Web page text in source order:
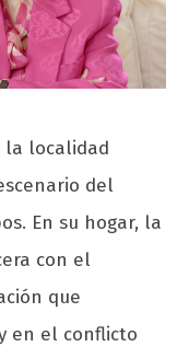
la localidad
del
En su hogar, la
con el
que
en el conflicto